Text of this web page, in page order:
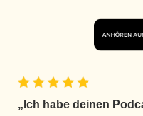
„Ich habe deinen